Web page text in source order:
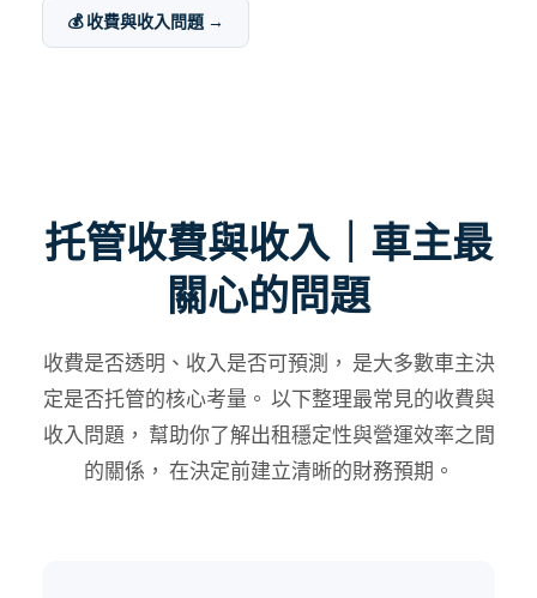
💰 收費與收入問題 →
托管收費與收入｜車主最
關心的問題
收費是否透明、收入是否可預測， 是大多數車主決
定是否托管的核心考量。 以下整理最常見的收費與
收入問題， 幫助你了解出租穩定性與營運效率之間
的關係， 在決定前建立清晰的財務預期。